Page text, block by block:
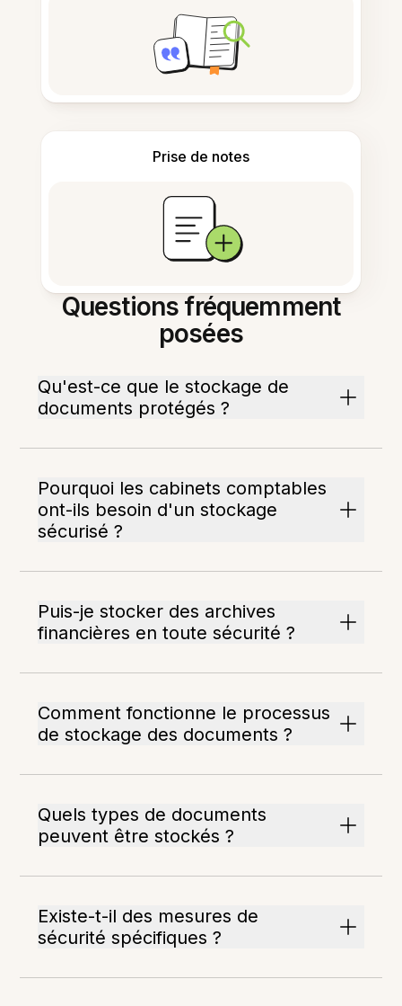
Prise de notes
Questions fréquemment
posées
Qu'est-ce que le stockage de
documents protégés ?
Pourquoi les cabinets comptables
ont-ils besoin d'un stockage
sécurisé ?
Puis-je stocker des archives
financières en toute sécurité ?
Comment fonctionne le processus
de stockage des documents ?
Quels types de documents
peuvent être stockés ?
Existe-t-il des mesures de
sécurité spécifiques ?